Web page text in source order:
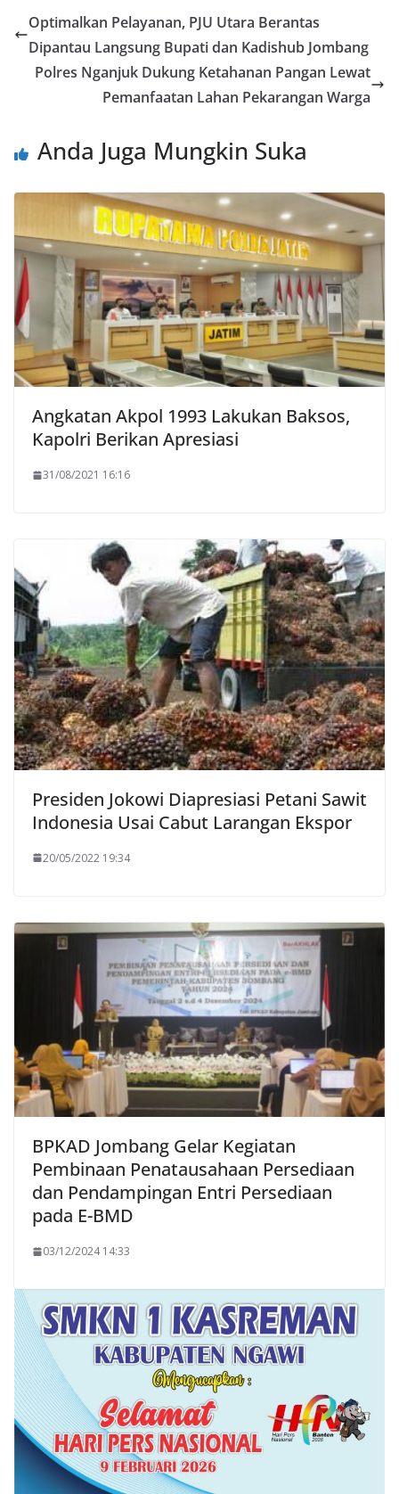
Optimalkan Pelayanan, PJU Utara Berantas
Dipantau Langsung Bupati dan Kadishub Jombang
Polres Nganjuk Dukung Ketahanan Pangan Lewat
Pemanfaatan Lahan Pekarangan Warga
Anda Juga Mungkin Suka
Angkatan Akpol 1993 Lakukan Baksos,
Kapolri Berikan Apresiasi
31/08/2021 16:16
Presiden Jokowi Diapresiasi Petani Sawit
Indonesia Usai Cabut Larangan Ekspor
20/05/2022 19:34
BPKAD Jombang Gelar Kegiatan
Pembinaan Penatausahaan Persediaan
dan Pendampingan Entri Persediaan
pada E-BMD
03/12/2024 14:33